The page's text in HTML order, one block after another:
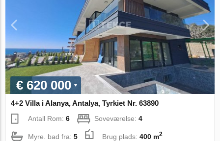
€ 620 000
4+2 Villa i Alanya, Antalya, Tyrkiet Nr. 63890
Antall Rom:6 Soveværelse:4
Myre. bad fra:5 Brug plads:400 m2